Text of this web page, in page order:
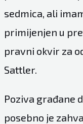
sedmica, ali
primijenjen u
pravni okvir za
Sattler.
Poziva građane
posebno je